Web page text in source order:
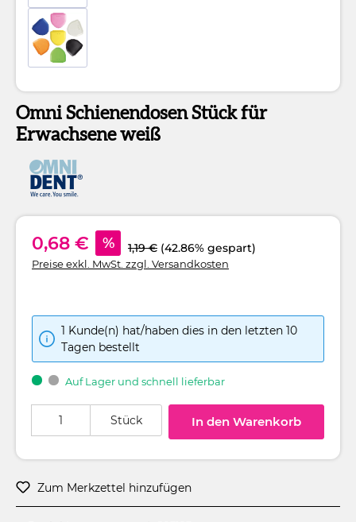
Omni Schienendosen Stück für
Erwachsene weiß
0,68 € % 1,19 € (42.86% gespart)
Preise exkl. MwSt. zzgl. Versandkosten
1 Kunde(n) hat/haben dies in den letzten 10
Tagen bestellt
Auf Lager und schnell lieferbar
Stück In den Warenkorb
Zum Merkzettel hinzufügen